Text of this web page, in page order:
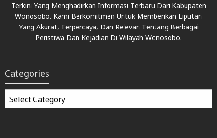
Terkini Yang Menghadirkan Informasi Terbaru Dari Kabupaten
Wonosobo. Kami Berkomitmen Untuk Memberikan Liputan
Yang Akurat, Terpercaya, Dan Relevan Tentang Berbagai
Peristiwa Dan Kejadian Di Wilayah Wonosobo.
Categories
Categories